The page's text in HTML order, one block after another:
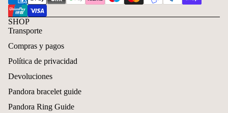
SHOP
Transporte
Compras y pagos
Política de privacidad
Devoluciones
Pandora bracelet guide
Pandora Ring Guide